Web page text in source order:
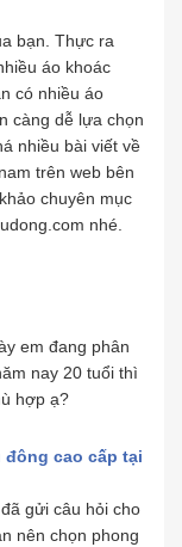
bạn. Thực ra
áo khoác
có nhiều áo
càng dễ lựa chọn
nhiều bài viết về
trên web bên
chuyên mục
nhé.
em đang phân
nay 20 tuổi thì
hợp ạ?
đông cao cấp tại
gửi câu hỏi cho
nên chọn phong